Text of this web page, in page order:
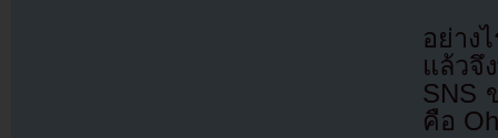
อย่าง
แล้วจึ
SNS
คือ